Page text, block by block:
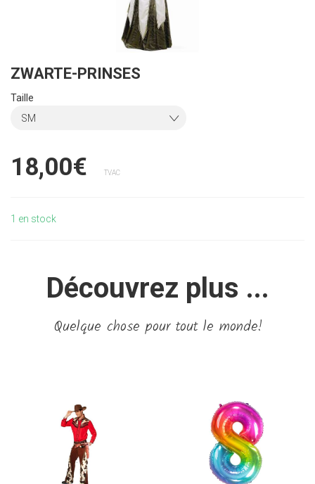
ZWARTE-PRINSES
Taille
SM
18,00€ TVAC
1 en stock
Découvrez plus ...
Quelque chose pour tout le monde!